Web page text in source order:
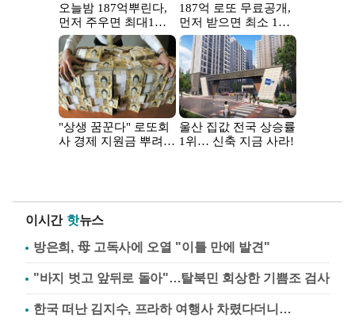
이시간 핫뉴스
방은희, 母 고독사에 오열 "이틀 만에 발견"
"바지 벗고 앞뒤로 돌아"…탈북민 회상한 기쁨조 검사
한국 떠난 김지수, 프라하 여행사 차렸다더니…